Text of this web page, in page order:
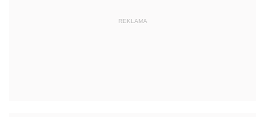
REKLAMA